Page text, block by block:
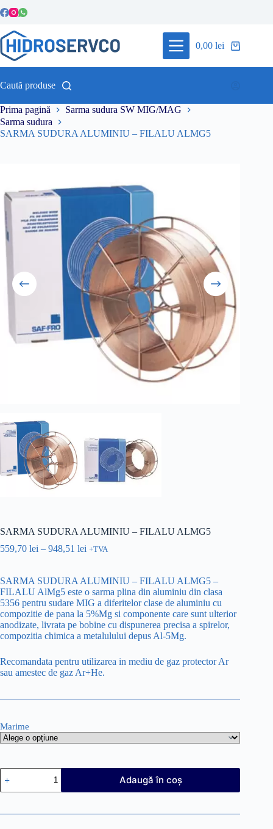
la
Coș
0,00lei
Caută produse
Prima pagină
Sarma sudura SW MIG/MAG
Sarma sudura
SARMA SUDURA ALUMINIU – FILALU ALMG5
SARMA SUDURA ALUMINIU – FILALU ALMG5
559,70 lei – 948,51 lei +TVA
SARMA SUDURA ALUMINIU – FILALU ALMG5 –
FILALU AlMg5 este o sarma plina din aluminiu din clasa
5356 pentru sudare MIG a diferitelor clase de aluminiu cu
compozitie de pana la 5%Mg si componente care sunt ulterior
anodizate, livrata pe bobine cu dispunerea precisa a spirelor,
compozitia chimica a metalulului depus Al-5Mg.
Recomandata pentru utilizarea in mediu de gaz protector Ar
sau amestec de gaz Ar+He.
Marime
Cantitate
SARMA
SUDURA
-
Adaugă în coș